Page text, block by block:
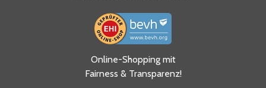
Ja, ich habe die
Datenschutzhinweise gelesen
und akzeptiere diese.
Online-Shopping mit
Fairness & Transparenz!